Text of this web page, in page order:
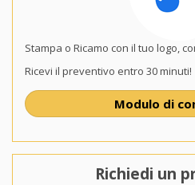
Stampa o Ricamo con il tuo logo,
Ricevi il preventivo entro 30 minuti!
Modulo di
Richiedi un